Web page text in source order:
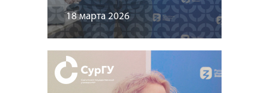
18 марта 2026